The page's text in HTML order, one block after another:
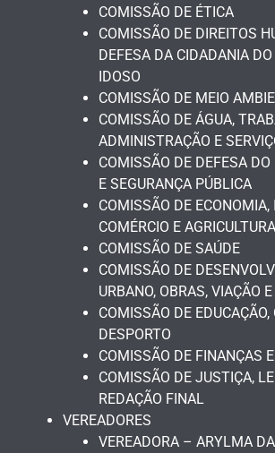
COMISSÃO DE ÉTICA
COMISSÃO DE DIREITOS
DEFESA DA CIDADANIA
IDOSO
COMISSÃO DE MEIO
COMISSÃO DE ÁGUA,
ADMINISTRAÇÃO E
COMISSÃO DE DEFESA
E SEGURANÇA PÚBLICA
COMISSÃO DE ECONOMIA,
COMÉRCIO E AGRICULTURA
COMISSÃO DE SAÚDE
COMISSÃO DE
URBANO, OBRAS, VIAÇÃO
COMISSÃO DE EDUCAÇÃO,
DESPORTO
COMISSÃO DE FINANÇAS
COMISSÃO DE JUSTIÇA,
REDAÇÃO FINAL
VEREADORES
VEREADORA – ARYLMA